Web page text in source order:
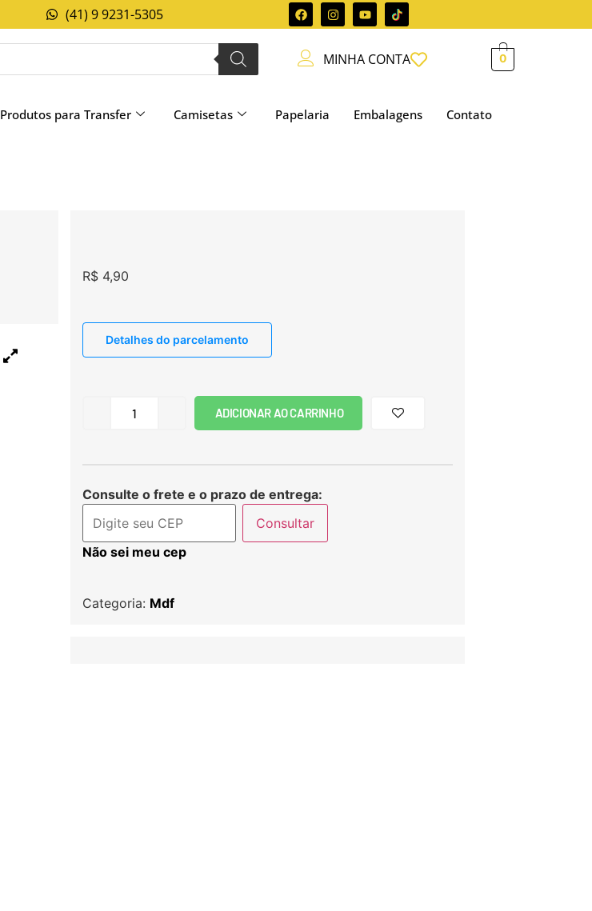
(41) 9 9231-5305
MINHA CONTA 0
Produtos para Transfer Camisetas Papelaria Embalagens Contato
R$4,90
Detalhes do parcelamento
ADICIONAR AO CARRINHO
Consulte o frete e o prazo de entrega:
Consultar
Não sei meu cep
Categoria: Mdf